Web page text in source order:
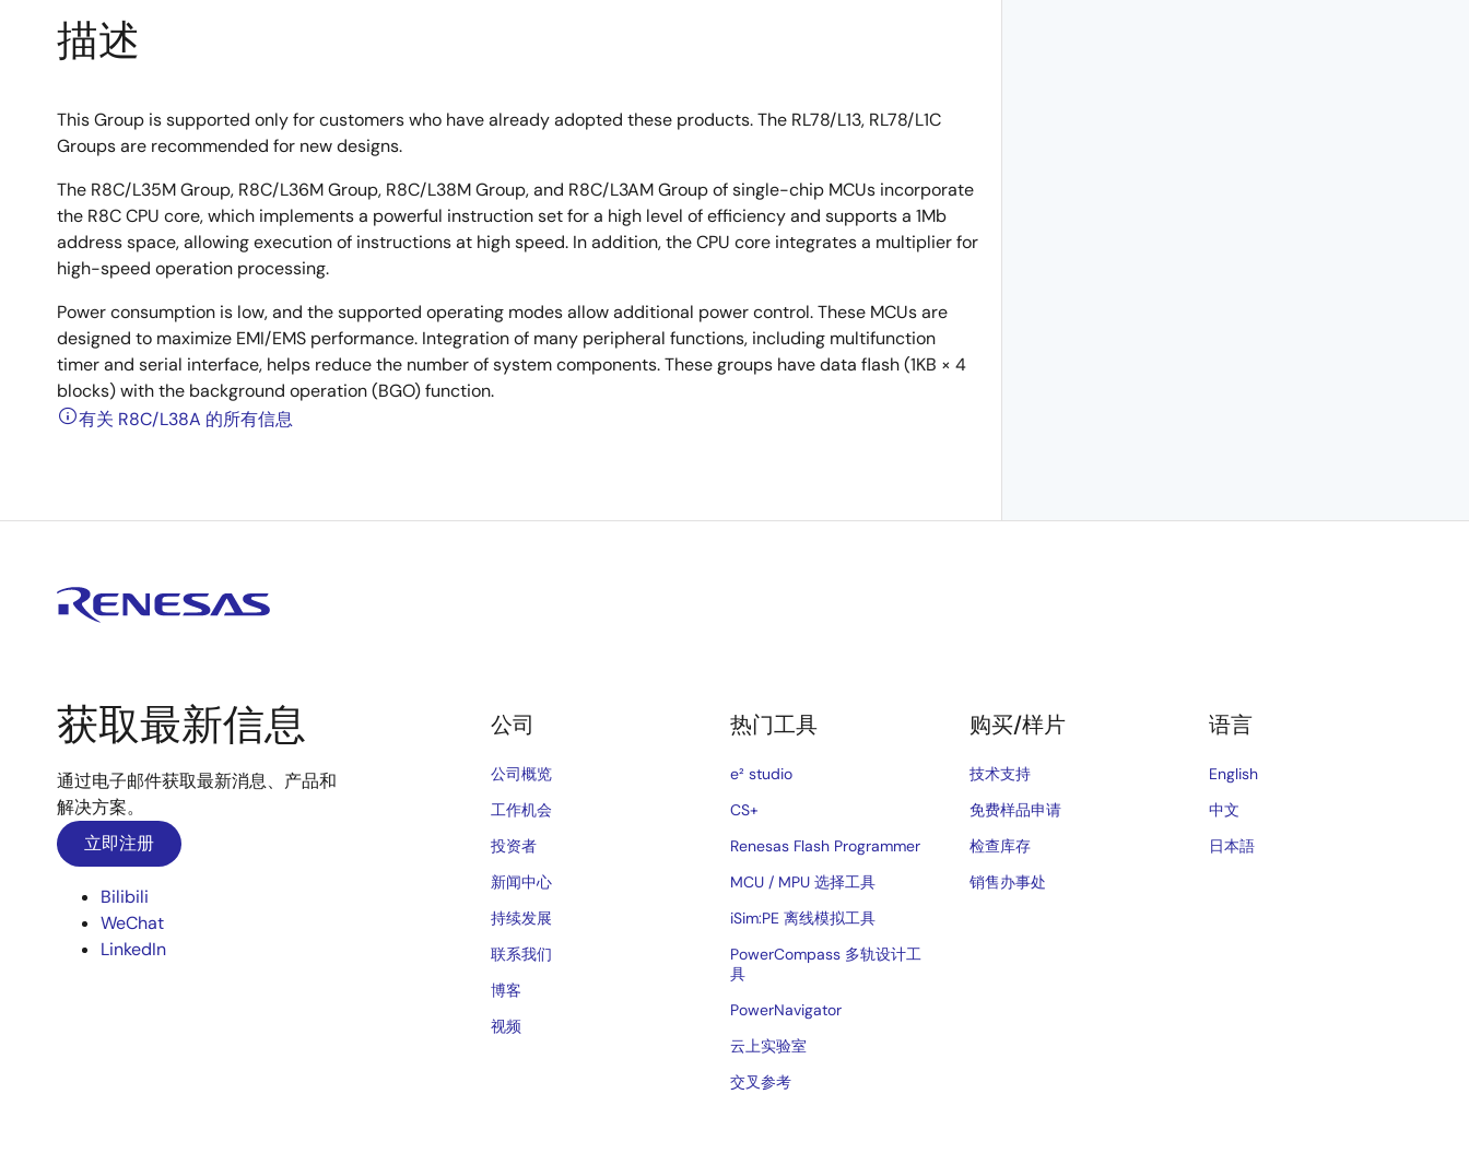
描述
This Group is supported only for customers who have already adopted these products. The RL78/L13, RL78/L1C
Groups are recommended for new designs.
The R8C/L35M Group, R8C/L36M Group, R8C/L38M Group, and R8C/L3AM Group of single-chip MCUs incorporate
the R8C CPU core, which implements a powerful instruction set for a high level of efficiency and supports a 1Mb
address space, allowing execution of instructions at high speed. In addition, the CPU core integrates a multiplier for
high-speed operation processing.
Power consumption is low, and the supported operating modes allow additional power control. These MCUs are
designed to maximize EMI/EMS performance. Integration of many peripheral functions, including multifunction
timer and serial interface, helps reduce the number of system components. These groups have data flash (1KB × 4
blocks) with the background operation (BGO) function.
有关 R8C/L38A 的所有信息
获取最新信息
通过电子邮件获取最新消息、产品和
解决方案。
立即注册
Bilibili
WeChat
LinkedIn
公司
公司概览
工作机会
投资者
新闻中心
持续发展
联系我们
博客
视频
热门工具
e² studio
CS+
Renesas Flash Programmer
MCU / MPU 选择工具
iSim:PE 离线模拟工具
PowerCompass 多轨设计工
具
PowerNavigator
云上实验室
交叉参考
购买/样片
技术支持
免费样品申请
检查库存
销售办事处
语言
English
中文
日本語